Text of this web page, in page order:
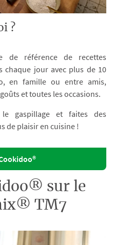
?
de référence de recettes
chaque jour avec plus de 10
en famille ou entre amis,
et toutes les occasions.
gaspillage et faites des
de plaisir en cuisine !
sur le
TM7